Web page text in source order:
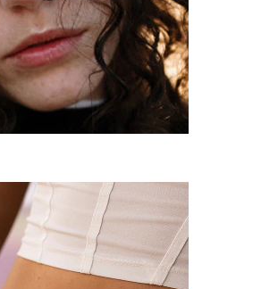
in titanio a forma di stella